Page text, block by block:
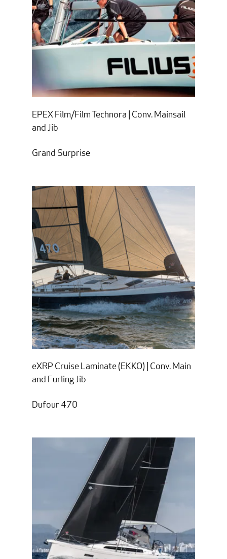
EPEX Film/Film Technora | Conv. Mainsail
and Jib
Grand Surprise
eXRP Cruise Laminate (EKKO) | Conv. Main
and Furling Jib
Dufour 470